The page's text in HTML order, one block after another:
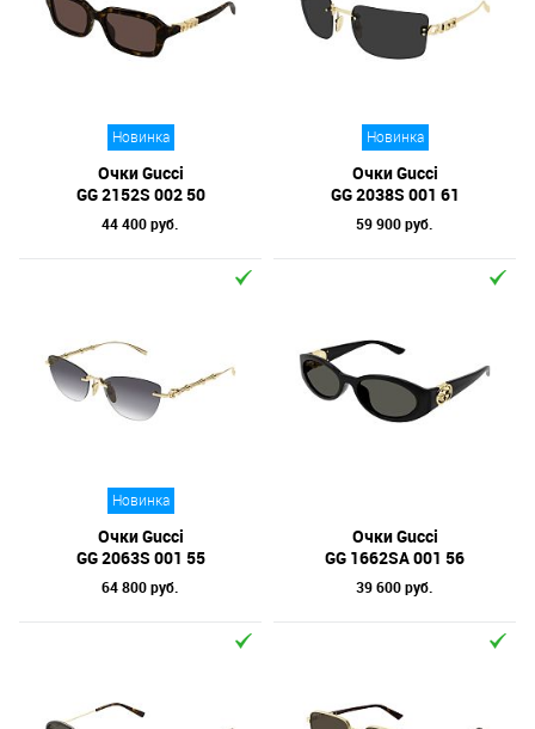
Назначение / Пол
Материал линз
Форма оправы
Тип оправы
Технология оптики
Материал оправы
Новинка
Очки Gucci
GG 2152S 002 50
44 400 руб.
Новинка
Очки Gucci
GG 2038S 001 61
59 900 руб.
Новинка
Очки Gucci
GG 2063S 001 55
64 800 руб.
Очки Gucci
GG 1662SA 001 56
39 600 руб.